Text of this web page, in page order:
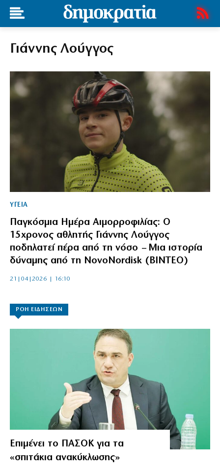
Γιάννης Λούγγος
ΥΓΕΙΑ
Παγκόσμια Ημέρα Αιμορροφιλίας: Ο
15χρονος αθλητής Γιάννης Λούγγος
ποδηλατεί πέρα από τη νόσο – Μια ιστορία
δύναμης από τη NovoNordisk (ΒΙΝΤΕΟ)
21|04|2026 | 16:10
ΡΟΗ ΕΙΔΗΣΕΩΝ
Επιμένει το ΠΑΣΟΚ για τα
«σπιτάκια ανακύκλωσης»